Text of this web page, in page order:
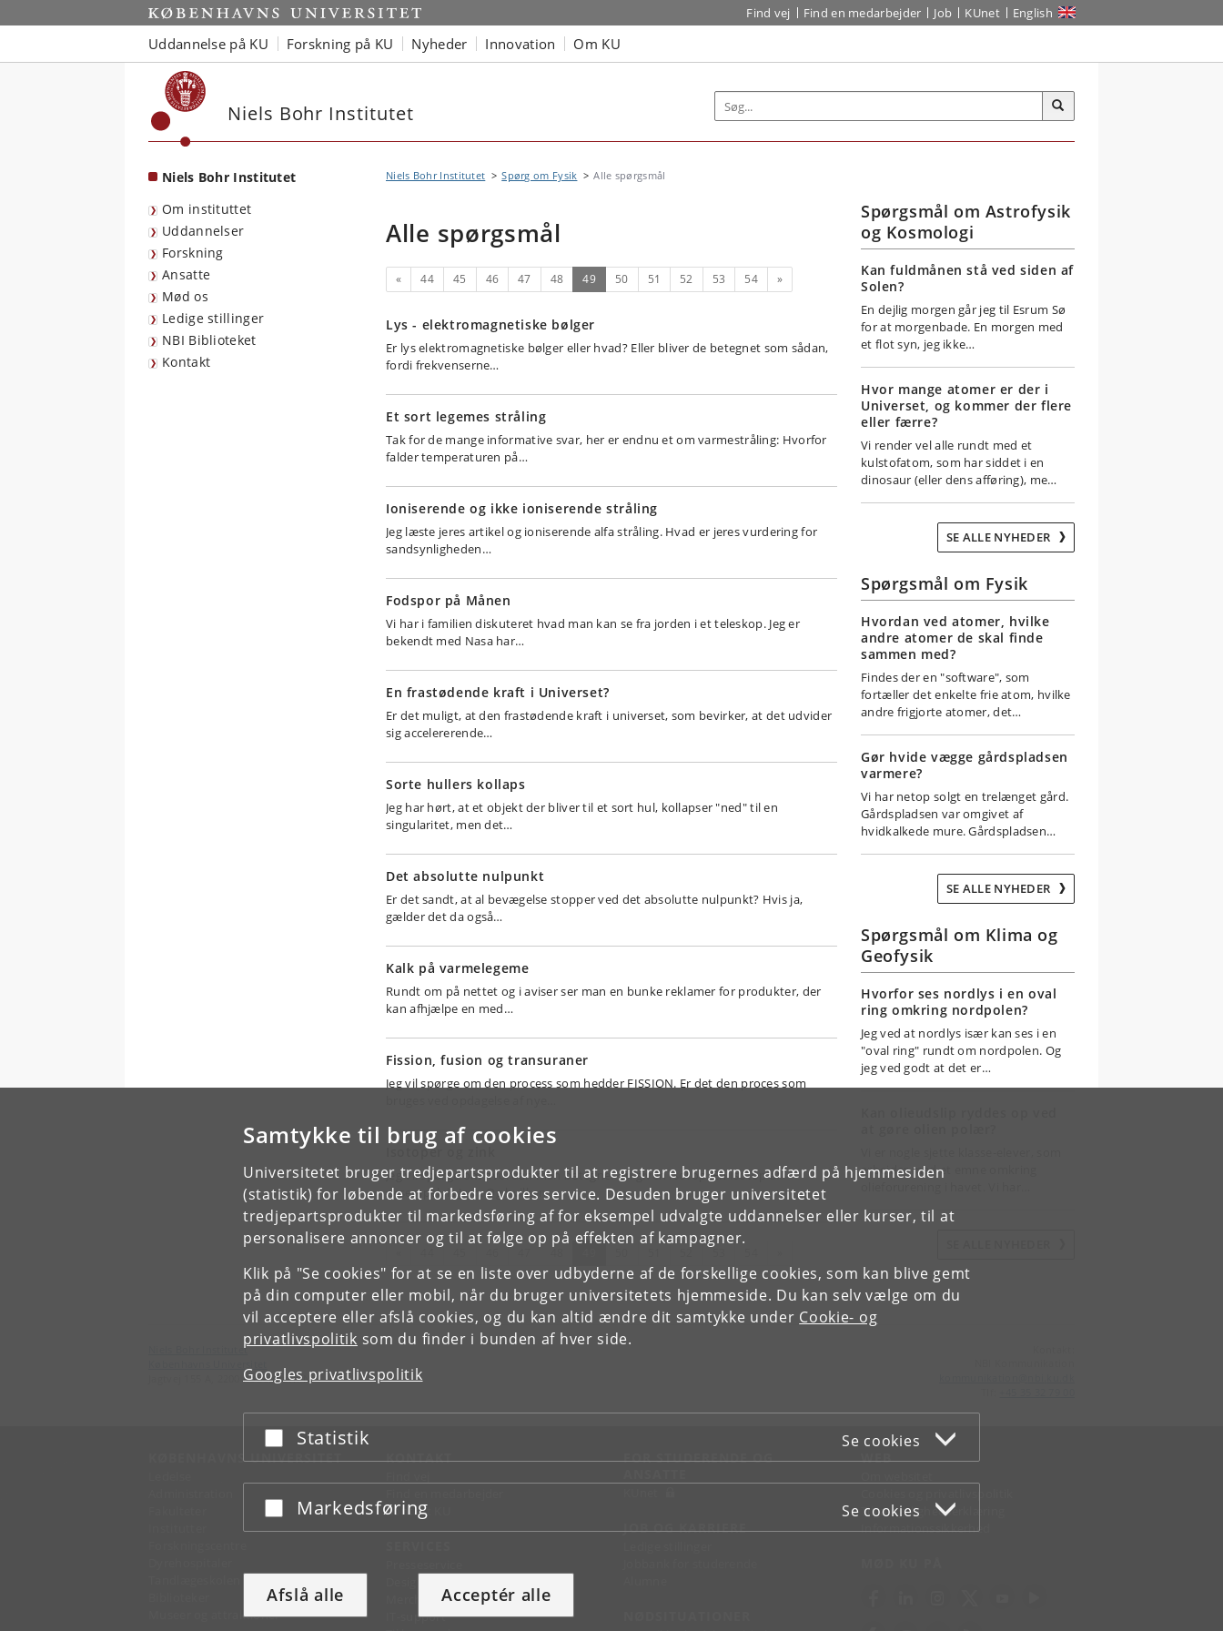
Samtykke til brug af cookies
Universitetet bruger tredjepartsprodukter til at registrere brugernes adfærd på hjemmesiden
(statistik) for løbende at forbedre vores service. Desuden bruger universitetet
tredjepartsprodukter til markedsføring af for eksempel udvalgte uddannelser eller kurser, til at
personalisere annoncer og til at følge op på effekten af kampagner.
Klik på "Se cookies" for at se en liste over udbyderne af de forskellige cookies, som kan blive gemt
på din computer eller mobil, når du bruger universitetets hjemmeside. Du kan selv vælge om du
vil acceptere eller afslå cookies, og du kan altid ændre dit samtykke under Cookie- og
privatlivspolitik som du finder i bunden af hver side.
Googles privatlivspolitik
Acceptér eller afslå
Statistik Se cookies
Acceptér eller afslå
Markedsføring Se cookies
Afslå alle Acceptér alle
Start Find vej Find en medarbejder Job KUnet English
Uddannelse på KU Forskning på KU Nyheder Innovation Om KU
Niels Bohr Institutet
Niels Bohr Institutet
Om instituttet
Uddannelser
Forskning
Ansatte
Mød os
Ledige stillinger
NBI Biblioteket
Kontakt
Niels Bohr Institutet Spørg om Fysik Alle spørgsmål
Alle spørgsmål
Forrige
« 44 45 46 47 48 49(nuværende)
50 51 52 53 54 Næste
»
Lys - elektromagnetiske bølger
Er lys elektromagnetiske bølger eller hvad? Eller bliver de betegnet som sådan,
fordi frekvenserne…
Et sort legemes stråling
Tak for de mange informative svar, her er endnu et om varmestråling: Hvorfor
falder temperaturen på…
Ioniserende og ikke ioniserende stråling
Jeg læste jeres artikel og ioniserende alfa stråling. Hvad er jeres vurdering for
sandsynligheden…
Fodspor på Månen
Vi har i familien diskuteret hvad man kan se fra jorden i et teleskop. Jeg er
bekendt med Nasa har…
En frastødende kraft i Universet?
Er det muligt, at den frastødende kraft i universet, som bevirker, at det udvider
sig accelererende…
Sorte hullers kollaps
Jeg har hørt, at et objekt der bliver til et sort hul, kollapser "ned" til en
singularitet, men det…
Det absolutte nulpunkt
Er det sandt, at al bevægelse stopper ved det absolutte nulpunkt? Hvis ja,
gælder det da også…
Kalk på varmelegeme
Rundt om på nettet og i aviser ser man en bunke reklamer for produkter, der
kan afhjælpe en med…
Fission, fusion og transuraner
Jeg vil spørge om den process som hedder FISSION. Er det den proces som
Isotoper og zink
Jeg vil spørge om hvordan man betegner en given Isotop. En Isotop af
eksempelvis Jern. Og hvilken…
Spørgsmål om Astrofysik
og Kosmologi
Kan fuldmånen stå ved siden af
Solen?
En dejlig morgen går jeg til Esrum Sø
for at morgenbade. En morgen med
et flot syn, jeg ikke…
Hvor mange atomer er der i
Universet, og kommer der flere
eller færre?
Vi render vel alle rundt med et
kulstofatom, som har siddet i en
dinosaur (eller dens afføring), me…
SE ALLE NYHEDER
Spørgsmål om Fysik
Hvordan ved atomer, hvilke
andre atomer de skal finde
sammen med?
Findes der en "software", som
fortæller det enkelte frie atom, hvilke
andre frigjorte atomer, det…
Gør hvide vægge gårdspladsen
varmere?
Vi har netop solgt en trelænget gård.
Gårdspladsen var omgivet af
hvidkalkede mure. Gårdspladsen…
SE ALLE NYHEDER
Spørgsmål om Klima og
Geofysik
Hvorfor ses nordlys i en oval
ring omkring nordpolen?
Jeg ved at nordlys især kan ses i en
"oval ring" rundt om nordpolen. Og
jeg ved godt at det er…
arbejder med et emne omkring
Niels Bohr Institutet
Jagtvej 155 A, 2200 København N.
KØBENHAVNS UNIVERSITET
Museer og attraktioner
KONTAKT
Kontakt KU
Merchandise
IT-support
FOR STUDERENDE OG
JOB OG KARRIERE
WEB
Tilgængelighedserklæring
Informationssikkerhed